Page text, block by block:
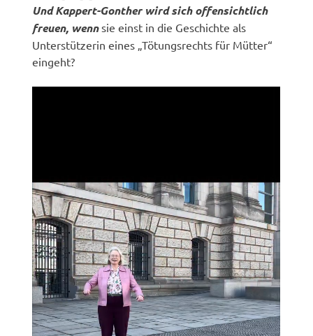
Und Kappert-Gonther wird sich offensichtlich
freuen, wennsie einst in die Geschichte als
Unterstützerin eines „Tötungsrechts für Mütter“
eingeht?